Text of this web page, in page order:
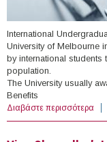
International
University of Melbourne
by international students
population.
The University usually
Benefits
Διαβάστε περισσότερα